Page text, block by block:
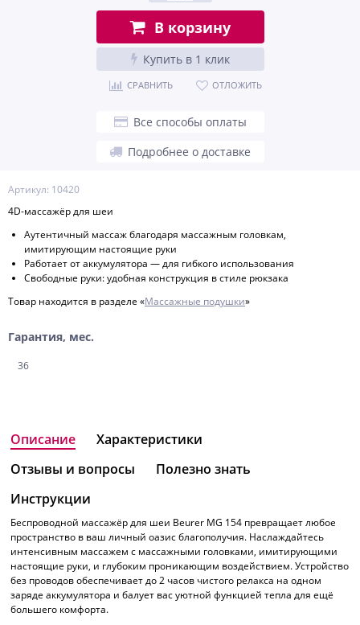
Артикул: 10420
4D-массажёр для шеи
Аутентичный массаж благодаря массажным головкам,
имитирующим настоящие руки
Работает от аккумулятора — для гибкого использования
Свободные руки: удобная конструкция в стиле рюкзака
Товар находится в разделе «Массажные подушки»
Гарантия, мес.
36
В корзину
Купить в 1 клик
СРАВНИТЬ ОТЛОЖИТЬ
Все способы оплаты
Подробнее о доставке
Описание
Характеристики
Отзывы и вопросы
Полезно знать
Инструкции
Беспроводной массажёр для шеи Beurer MG 154 превращает любое
пространство в ваш личный оазис благополучия. Наслаждайтесь
интенсивным массажем с массажными головками, имитирующими
настоящие руки, и глубоким проникающим воздействием. Устройство
без проводов обеспечивает до 2 часов чистого релакса на одном
заряде аккумулятора и балует вас уютной функцией тепла для ещё
большего комфорта.